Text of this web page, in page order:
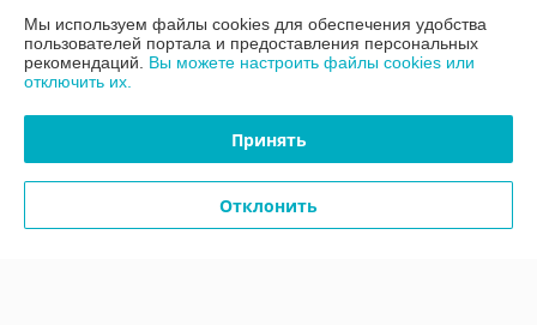
Контакты
Доставка и оплата
Мы используем файлы cookies для обеспечения удобства
пользователей портала и предоставления персональных
рекомендаций. Вы можете настроить файлы cookies или
отключить их.
Принять
Отклонить